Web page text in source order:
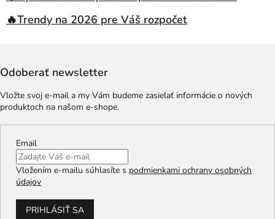
🔥Trendy na 2026 pre Váš rozpočet
Odoberať newsletter
Vložte svoj e-mail a my Vám budeme zasielať informácie o nových
produktoch na našom e-shope.
Email
Vložením e-mailu súhlasíte s podmienkami ochrany osobných
údajov
PRIHLÁSIŤ SA